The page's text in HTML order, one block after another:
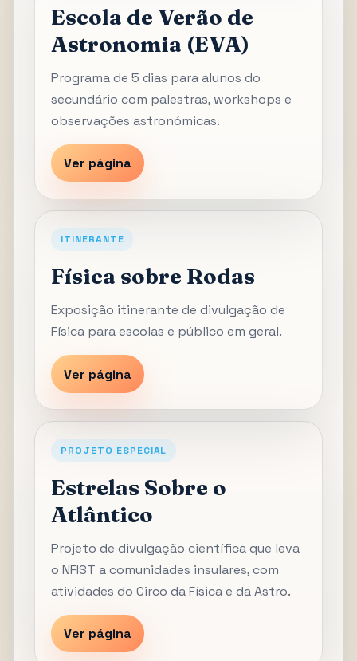
Escola de Verão de
Astronomia (EVA)
Programa de 5 dias para alunos do
secundário com palestras, workshops e
observações astronómicas.
Ver página
ITINERANTE
Física sobre Rodas
Exposição itinerante de divulgação de
Física para escolas e público em geral.
Ver página
PROJETO ESPECIAL
Estrelas Sobre o
Atlântico
Projeto de divulgação científica que leva
o NFIST a comunidades insulares, com
atividades do Circo da Física e da Astro.
Ver página